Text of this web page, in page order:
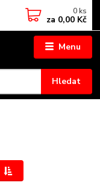
Menu
Hledat
0 ks
za 0,00 Kč